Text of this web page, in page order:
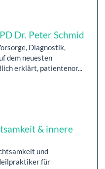
Dr. Peter Schmid
Diagnostik,
dem neuesten
erklärt, patientenor...
& innere
und
für